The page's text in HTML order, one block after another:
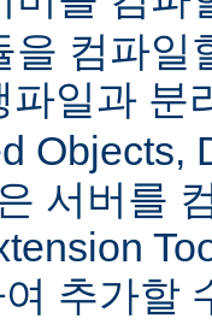
을 컴파일
파일과 분
Objects,
서버를
추가할